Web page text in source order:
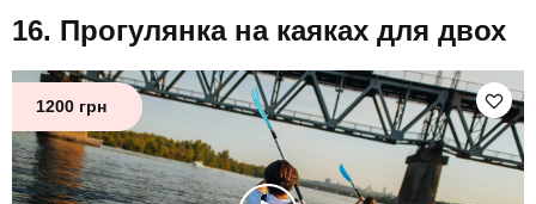
Прогулянка на каяках для двох
1200 грн